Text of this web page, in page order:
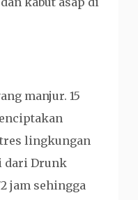
manjur. 15
lingkungan
dari Drunk
jam sehingga